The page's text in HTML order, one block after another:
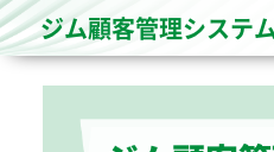
ジム顧客管理システ